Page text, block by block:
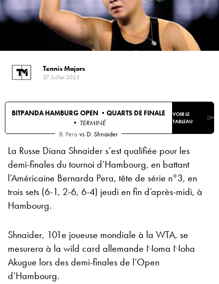
Tennis Majors
27 Juillet 2023
BITPANDA HAMBURG OPEN •QUARTS DE FINALE
• TERMINÉ
VOIR LE
TABLEAU
B. Pera vs D. Shnaider
La Russe Diana Shnaider s’est qualifiée pour les
demi-finales du tournoi d’Hambourg, en battant
l’Américaine Bernarda Pera, tête de série n°3, en
trois sets (6-1, 2-6, 6-4) jeudi en fin d’après-midi, à
Hambourg.
Shnaider, 101e joueuse mondiale à la WTA, se
mesurera à la wild card allemande Noma Noha
Akugue lors des demi-finales de l’Open
d’Hambourg.